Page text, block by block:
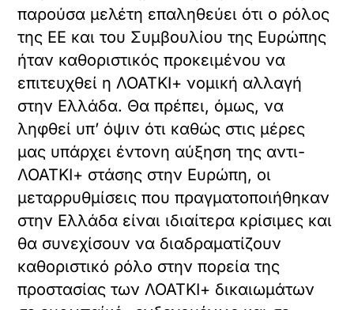
παρούσα μελέτη επαληθεύει ότι ο ρόλος
της ΕΕ και του Συμβουλίου της Ευρώπης
ήταν καθοριστικός προκειμένου να
επιτευχθεί η ΛΟΑΤΚΙ+ νομική αλλαγή
στην Ελλάδα. Θα πρέπει, όμως, να
ληφθεί υπ’ όψιν ότι καθώς στις μέρες
μας υπάρχει έντονη αύξηση της αντι-
ΛΟΑΤΚΙ+ στάσης στην Ευρώπη, οι
μεταρρυθμίσεις που πραγματοποιήθηκαν
στην Ελλάδα είναι ιδιαίτερα κρίσιμες και
θα συνεχίσουν να διαδραματίζουν
καθοριστικό ρόλο στην πορεία της
προστασίας των ΛΟΑΤΚΙ+ δικαιωμάτων